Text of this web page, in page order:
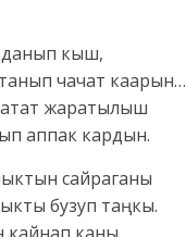
кыш,
чачат каарын…
жаратылыш
аппак кардын.
сайраганы
бузуп таңкы.